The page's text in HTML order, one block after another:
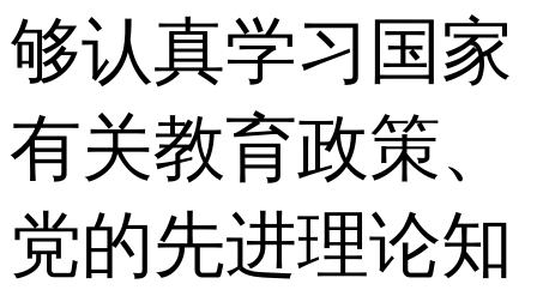
够认真学习国家
有关教育政策、
党的先进理论知